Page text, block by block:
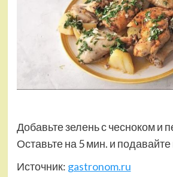
Добавьте зелень с чесноком и
Оставьте на 5 мин. и подавайте
Источник: gastronom.ru